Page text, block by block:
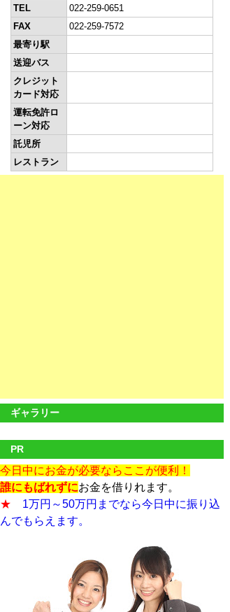
TEL
022-259-0651
FAX
022-259-7572
最寄り駅
送迎バス
クレジット
カード対応
運転免許ロ
ーン対応
託児所
レストラン
ギャラリー
PR
今日中にお金が必要ならここが便利！
誰にもばれずにお金を借りれます。
★
1万円～50万円までなら今日中に振り込
んでもらえます。